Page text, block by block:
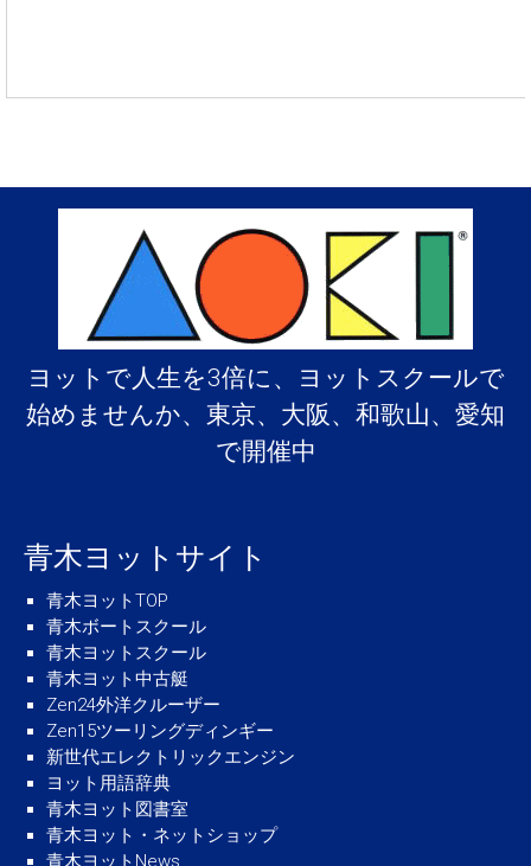
ヨットで人生を3倍に、ヨットスクールで
始めませんか、東京、大阪、和歌山、愛知
で開催中
青木ヨットサイト
青木ヨットTOP
青木ボートスクール
青木ヨットスクール
青木ヨット中古艇
Zen24外洋クルーザー
Zen15ツーリングディンギー
新世代エレクトリックエンジン
ヨット用語辞典
青木ヨット図書室
青木ヨット・ネットショップ
青木ヨットNews